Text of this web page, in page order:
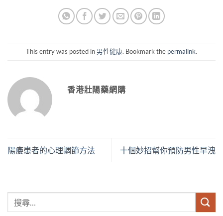
This entry was posted in 男性健康. Bookmark the permalink.
香港壯陽藥網購
陽痿患者的心理調節方法 十個妙招幫你預防男性早洩